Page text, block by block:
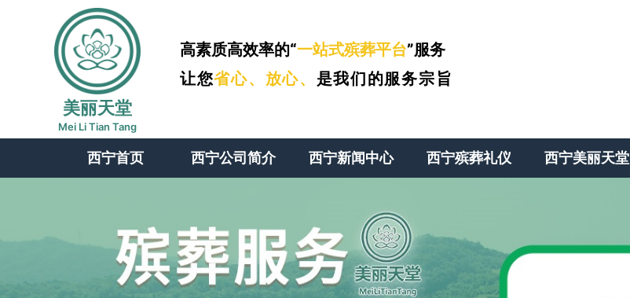
美丽天堂
Mei Li Tian Tang
高素质高效率的“一站式殡葬平台”服务
让您省心、 放心、 是我们的服务宗旨
西宁首页 西宁公司简介 西宁新闻中心 西宁殡葬礼仪 西宁美丽天堂